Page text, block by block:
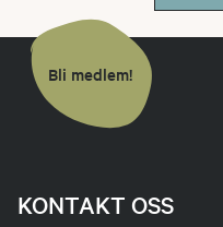
Bli medlem!
KONTAKT OSS